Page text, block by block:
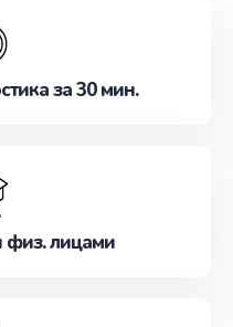
за 30 мин.
физ. лицами